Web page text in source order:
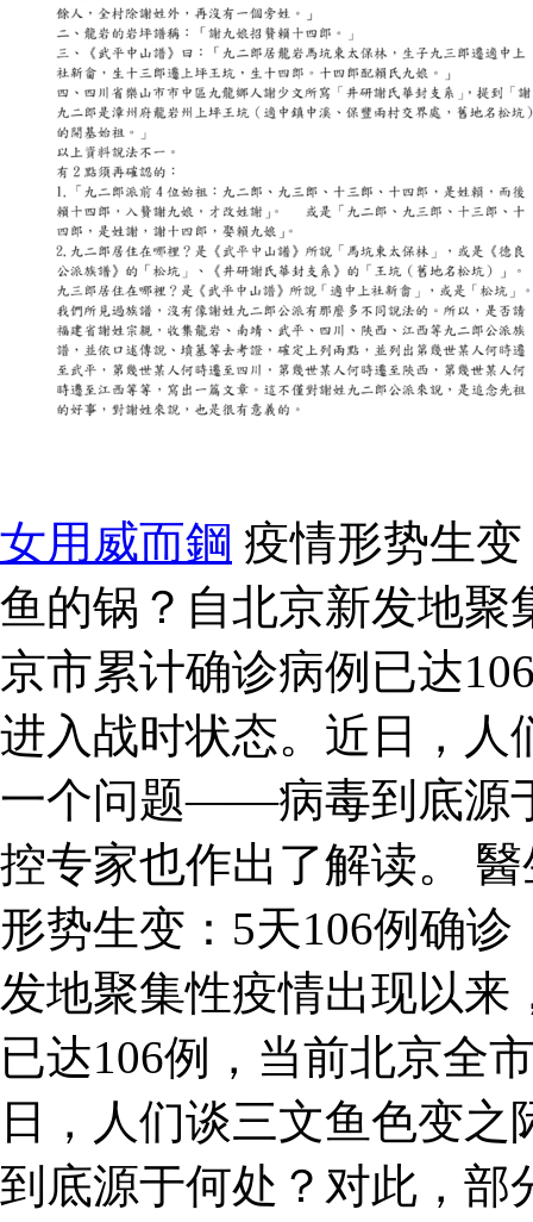
女用威而鋼 疫情形势生
鱼的锅？自北京新发地聚
京市累计确诊病例已达
进入战时状态。近日，人
一个问题——病毒到底源
控专家也作出了解读。
形势生变：5天106例确
发地聚集性疫情出现以
已达106例，当前北京全
日，人们谈三文鱼色变
到底源于何处？对此，部